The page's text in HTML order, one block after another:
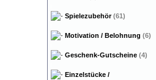
Spielezubehör(61)
Motivation / Belohnung (6)
Geschenk-Gutscheine (4)
Einzelstücke /